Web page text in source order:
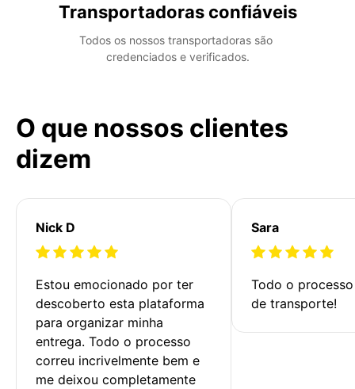
Transportadoras confiáveis
Todos os nossos transportadoras são
credenciados e verificados.
O que nossos clientes
dizem
Nick D
Estou emocionado por ter
descoberto esta plataforma
para organizar minha
entrega. Todo o processo
correu incrivelmente bem e
me deixou completamente
Sara
Todo o
de transporte!